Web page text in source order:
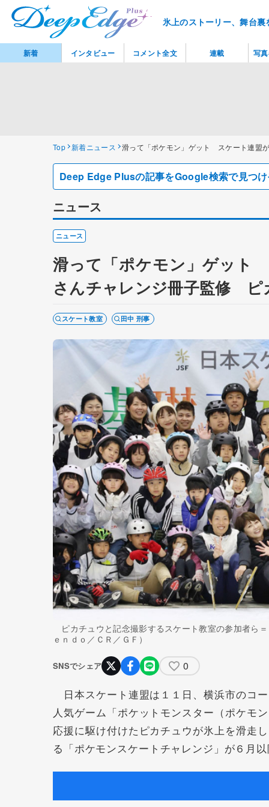
氷上のストーリー、舞台
Top 新着ニュース 滑って「ポケモン」ゲット スケート連盟
Deep Edge Plusの記事をGoogle検索で見つ
ニュース
ニュース
滑って「ポケモン」ゲッ
さんチャレンジ冊子監修 ピ
スケート教室 田中 刑事
ピカチュウと記念撮影するスケート教室の参加者ら
ｅｎｄｏ／ＣＲ／ＧＦ）
SNSでシェア 0
日本スケート連盟は１１日、横浜市のコ
人気ゲーム「ポケットモンスター（ポケモ
応援に駆け付けたピカチュウが氷上を滑走
る「ポケモンスケートチャレンジ」が６月
新着 インタビュー コメント全文 連載 写